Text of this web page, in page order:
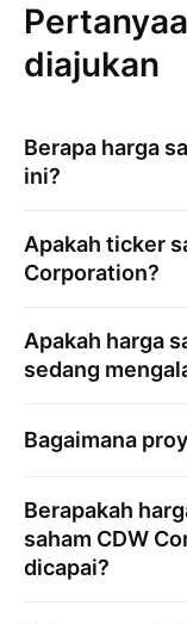
diajukan
Berapa harga
ini?
Apakah ticker
Corporation?
Apakah harga
sedang
Bagaimana
Berapakah
saham CDW
dicapai?